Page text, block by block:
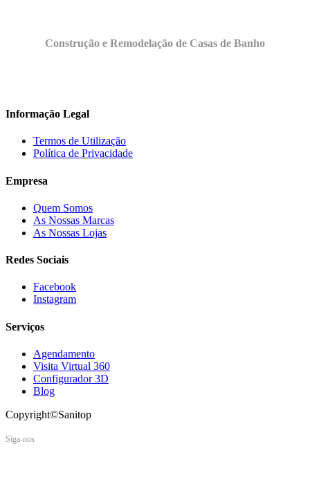
Construção e Remodelação de Casas de Banho
Informação Legal
Termos de Utilização
Política de Privacidade
Empresa
Quem Somos
As Nossas Marcas
As Nossas Lojas
Redes Sociais
Facebook
Instagram
Serviços
Agendamento
Visita Virtual 360
Configurador 3D
Blog
Copyright©Sanitop
Siga-nos